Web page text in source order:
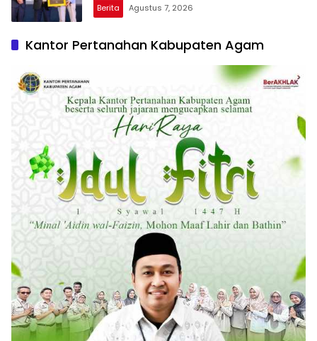
Berita Agustus 7, 2026
Kantor Pertanahan Kabupaten Agam